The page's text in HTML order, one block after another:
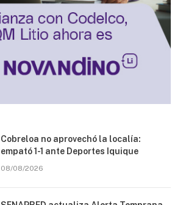
Cobreloa no aprovechó la localía:
empató 1-1 ante Deportes Iquique
08/08/2026